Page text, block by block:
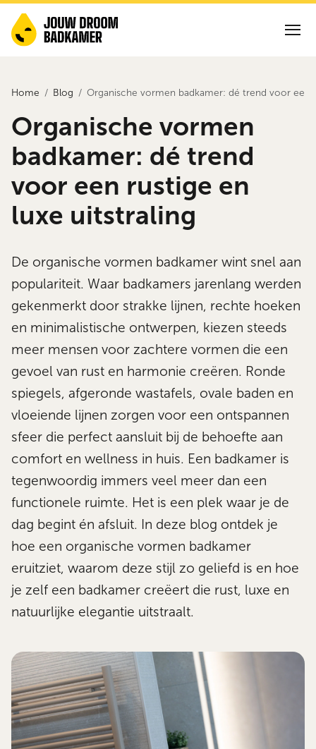
Home Blog Organische vormen badkamer: dé trend voor een
Organische vormen
badkamer: dé trend
voor een rustige en
luxe uitstraling
De organische vormen badkamer wint snel aan
populariteit. Waar badkamers jarenlang werden
gekenmerkt door strakke lijnen, rechte hoeken
en minimalistische ontwerpen, kiezen steeds
meer mensen voor zachtere vormen die een
gevoel van rust en harmonie creëren. Ronde
spiegels, afgeronde wastafels, ovale baden en
vloeiende lijnen zorgen voor een ontspannen
sfeer die perfect aansluit bij de behoefte aan
comfort en wellness in huis. Een badkamer is
tegenwoordig immers veel meer dan een
functionele ruimte. Het is een plek waar je de
dag begint én afsluit. In deze blog ontdek je
hoe een organische vormen badkamer
eruitziet, waarom deze stijl zo geliefd is en hoe
je zelf een badkamer creëert die rust, luxe en
natuurlijke elegantie uitstraalt.